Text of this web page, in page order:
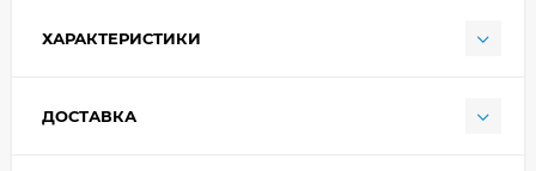
ХАРАКТЕРИСТИКИ
ДОСТАВКА